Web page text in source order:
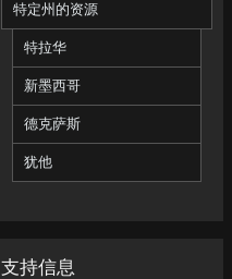
特定州的资源
特拉华
新墨西哥
德克萨斯
犹他
支持信息